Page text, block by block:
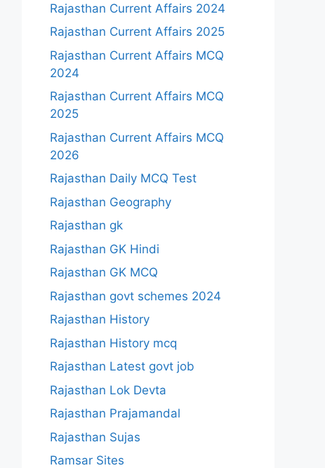
Rajasthan Current Affairs 2024
Rajasthan Current Affairs 2025
Rajasthan Current Affairs MCQ
2024
Rajasthan Current Affairs MCQ
2025
Rajasthan Current Affairs MCQ
2026
Rajasthan Daily MCQ Test
Rajasthan Geography
Rajasthan gk
Rajasthan GK Hindi
Rajasthan GK MCQ
Rajasthan govt schemes 2024
Rajasthan History
Rajasthan History mcq
Rajasthan Latest govt job
Rajasthan Lok Devta
Rajasthan Prajamandal
Rajasthan Sujas
Ramsar Sites